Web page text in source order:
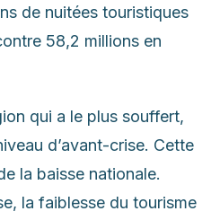
de nuitées touristiques
58,2 millions en
qui a le plus souffert,
d’avant-crise. Cette
la baisse nationale.
la faiblesse du tourisme